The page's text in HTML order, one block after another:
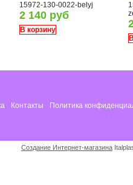
15972-130-0022-belyj
2 140 руб
В корзину
Контакты Политика
Создание Интернет-магазина